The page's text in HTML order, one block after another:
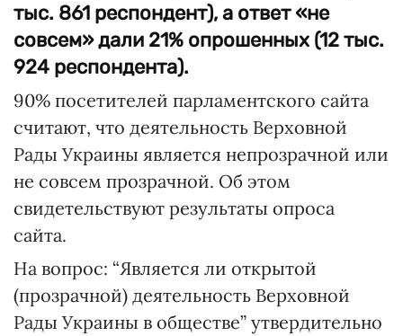
тыс. 861 респондент), а ответ «не
совсем» дали 21% опрошенных (12 тыс.
924 респондента).
90% посетителей парламентского сайта
считают, что деятельность Верховной
Рады Украины является непрозрачной или
не совсем прозрачной. Об этом
свидетельствуют результаты опроса
сайта.
На вопрос: “Является ли открытой
(прозрачной) деятельность Верховной
Рады Украины в обществе” утвердительно